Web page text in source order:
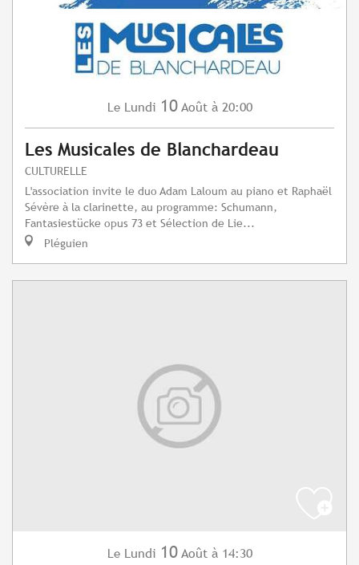
Le Lundi 10 Août à 20:00
Les Musicales de Blanchardeau
CULTURELLE
L'association invite le duo Adam Laloum au piano et Raphaël
Sévère à la clarinette, au programme: Schumann,
Fantasiestücke opus 73 et Sélection de Lie...
Pléguien
Le Lundi 10 Août à 14:30